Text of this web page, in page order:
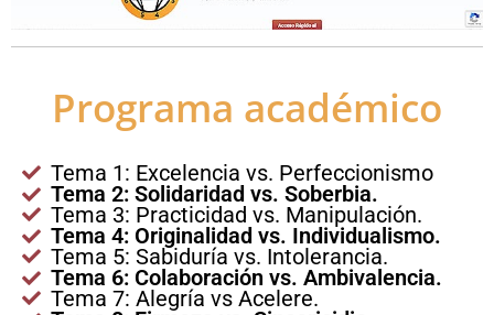
Programa académico
Tema 1: Excelencia vs. Perfeccionismo
Tema 2: Solidaridad vs. Soberbia.
Tema 3: Practicidad vs. Manipulación.
Tema 4: Originalidad vs. Individualismo.
Tema 5: Sabiduría vs. Intolerancia.
Tema 6: Colaboración vs. Ambivalencia.
Tema 7: Alegría vs Acelere.